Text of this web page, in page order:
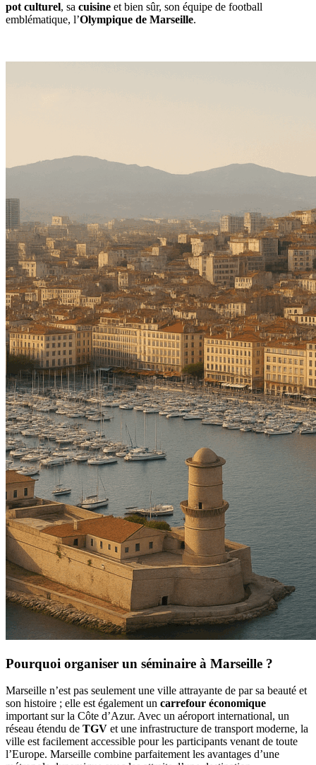
pot culturel, sa cuisine et bien sûr, son équipe de football
emblématique, l’Olympique de Marseille.
Pourquoi organiser un séminaire à Marseille ?
Marseille n’est pas seulement une ville attrayante de par sa beauté et
son histoire ; elle est également un carrefour économique
important sur la Côte d’Azur. Avec un aéroport international, un
réseau étendu de TGV et une infrastructure de transport moderne, la
ville est facilement accessible pour les participants venant de toute
l’Europe. Marseille combine parfaitement les avantages d’une